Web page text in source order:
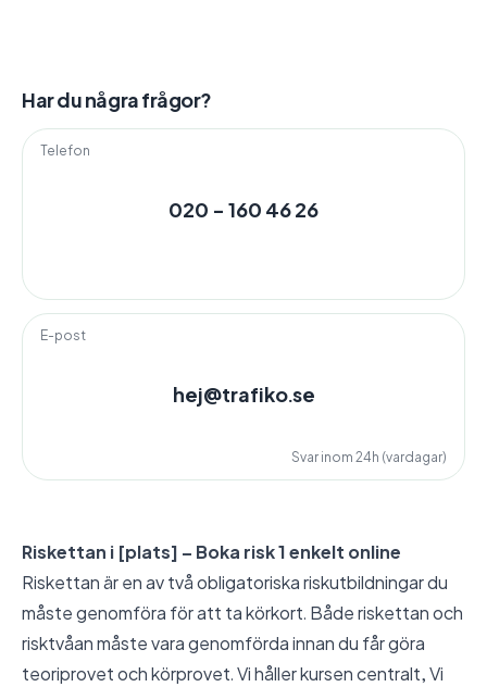
Har du några frågor?
Telefon
020 - 160 46 26
E-post
hej@trafiko.se
Svar inom 24h (vardagar)
Riskettan i [plats] – Boka risk 1 enkelt online
Riskettan är en av två obligatoriska riskutbildningar du
måste genomföra för att ta körkort. Både riskettan och
risktvåan måste vara genomförda innan du får göra
teoriprovet och körprovet. Vi håller kursen centralt, Vi